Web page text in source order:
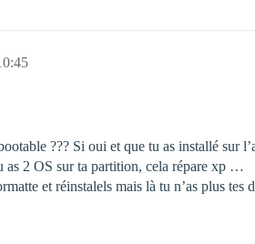
??? Si oui et que tu as installé sur
as 2 OS sur ta partition, cela répare xp …
et réinstalels mais là tu n’as plus